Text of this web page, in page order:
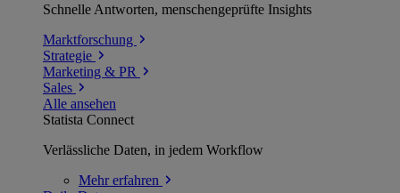
Schnelle Antworten, menschengeprüfte Insights
Marktforschung
Strategie
Marketing & PR
Sales
Alle ansehen
Statista Connect
Verlässliche Daten, in jedem Workflow
Mehrerfahren